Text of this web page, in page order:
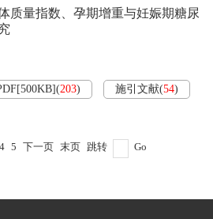
质量指数、孕期增重与妊娠期糖尿
500KB](203) 施引文献(54)
4 5 下一页 末页 跳转 Go